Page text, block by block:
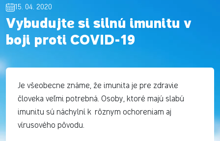
15. 04. 2020
Vybudujte si silnú imunitu v
boji proti COVID-19
Je všeobecne známe, že imunita je pre zdravie
človeka veľmi potrebná. Osoby, ktoré majú slabú
imunitu sú náchylní k rôznym ochoreniam aj
vírusového pôvodu.